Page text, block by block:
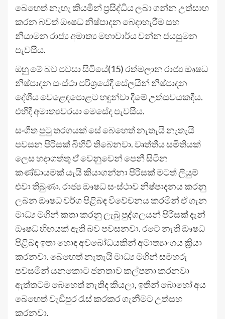
බෙහෙත් නැහැ කියමින් ප්‍රසිද්ධිය ලබා ගන්න උත්සාහ
කරන බවත් ඖෂධ නිෂ්පාදන බෙදාහැරීම සහ
නියාමන රාජ්‍ය අමාත්‍ය මහාචාර්ය චන්න ජයසුමන
පැවසීය.
ඔහු මේ බව පවසා සිටියේ(15) රත්මලාන රාජ්‍ය ඖෂධ
නිෂ්පාදන සංස්ථා පරිශ්‍රයේදී සේලයින් නිෂ්පාදන
දේශීය වෙළෙඳපොළට හඳුන්වා දීමේ උත්සවයකදීය.
එහිදී අමාත්‍යවරයා මෙසේද පැවසීය.
සංගීත පුටු තරගයක් සේ බෙහෙත් නැතැයි නැතැයි
පවසන පිරිසක් බිහිවී තිබෙනවා. වෘත්තීය සමිතියක්
ලෙස හදාගත්තු ඒ වෙනුවෙන් පෙනී සිටින
කණ්ඩායමක් යැයි කියාගන්නා පිරිසක් මටත් ලියුම්
එවා තිබුණා. රාජ්‍ය ඖෂධ සංස්ථාව නිෂ්පාදනය කරනු
ලබන ඖෂධ වර්ග පිළිබඳ විවේචනය කරමින් ඒ ගැන
මාධ්‍ය මගින් කතා කරනු ලැබු පුද්ගලයන් පිරිසක් දැන්
ඖෂධ හිඟයක් ඇති බව පවසනවා. රටේ නැති ඖෂධ
පිළිබඳ ඉතා හොඳ අවබෝධයකින් අමාත්‍යාංශය ක්‍රියා
කරනවා. බෙහෙත් නැතැයි මාධ්‍ය මගින් සමහරු
පවසමින් යනකොට ජනතාව කල්පනා කරනවා
ඇත්තටම බෙහෙත් නැතිද කියලා, ඉතින් බොහෝ අය
බෙහෙත් වැඩිපුර රැස් කරකර ගැනීමට උත්සහ
කරනවා.